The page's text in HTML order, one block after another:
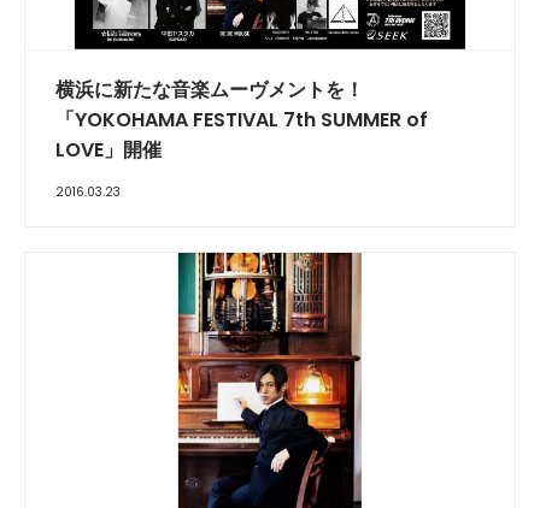
横浜に新たな音楽ムーヴメントを！
「YOKOHAMA FESTIVAL 7th SUMMER of
LOVE」開催
2016.03.23